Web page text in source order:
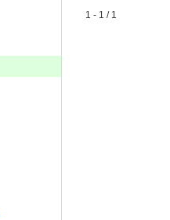
1 - 1 / 1